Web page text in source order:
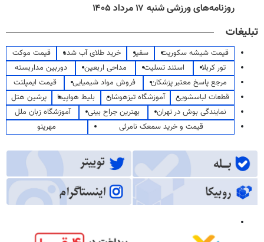
روزنامه‌های ورزشی شنبه ۱۷ مرداد ۱۴۰۵
تبلیغات
قیمت شیشه سکوریت سفیر خرید طلای آب شده
قیمت موکت
تور کربلا
استند تسلیت مداحی اربعین
دوربین مداربسته
مرجع پاسخ معتبر پزشکان
فروش مواد شیمیایی
قیمت ایمپلنت
قطعات لباسشویی
آموزشگاه تیزهوشان بلیط هواپیما
پرشین هتل
نمایندگی بوش در تهران
بهترین جراح بینی
آموزشگاه زبان ملل
قیمت و خرید سمعک نامرئی
مهرینو